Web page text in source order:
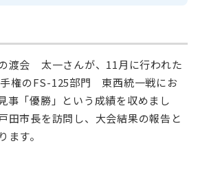
渡会 太一さんが、11月に行われた
権のFS-125部門 東西統一戦にお
事「優勝」という成績を収めまし
田市長を訪問し、大会結果の報告と
す。